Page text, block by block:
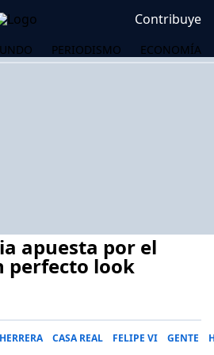
Contribuye
PERIODISMO ECONOMÍA
apuesta por el
perfecto look
CASA REAL FELIPE VI GENTE